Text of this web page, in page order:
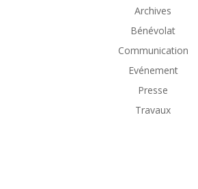
Archives
Bénévolat
Communication
Evénement
Presse
Travaux